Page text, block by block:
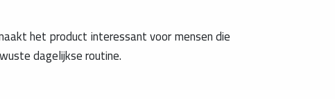
het product interessant voor mensen die
dagelijkse routine.